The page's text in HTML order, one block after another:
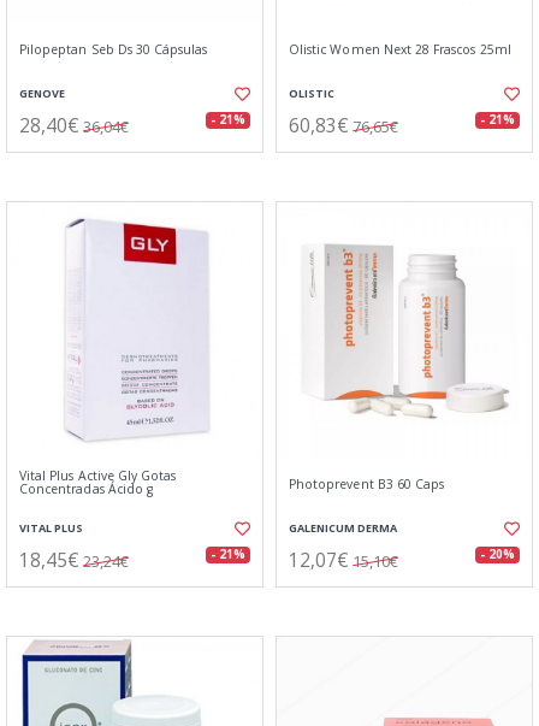
Pilopeptan Seb Ds 30 Cápsulas
GENOVE
28,40€ 36,04€ - 21%
Olistic Women Next 28 Frascos 25ml
OLISTIC
60,83€ 76,65€ - 21%
Vital Plus Active Gly Gotas
Concentradas Ácido g
VITAL PLUS
18,45€ 23,24€ - 21%
Photoprevent B3 60 Caps
GALENICUM DERMA
12,07€ 15,10€ - 20%